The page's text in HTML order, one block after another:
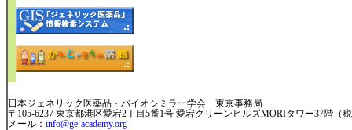
日本ジェネリック医薬品・バイオシミラー学会 東京事務局
〒105-6237 東京都港区愛宕2丁目5番1号 愛宕グリーンヒルズMORIタワー37階（
メール： info@ge-academy.org